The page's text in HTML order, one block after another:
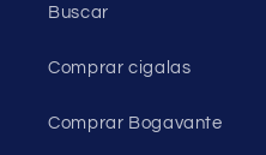
Buscar
Comprar cigalas
Comprar Bogavante